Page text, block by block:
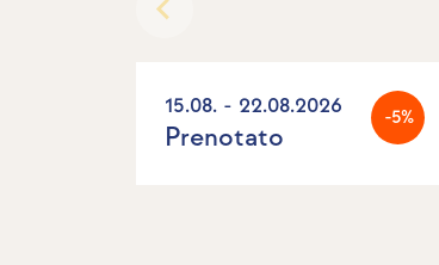
15.08. - 22.08.2026 -5%
Prenotato